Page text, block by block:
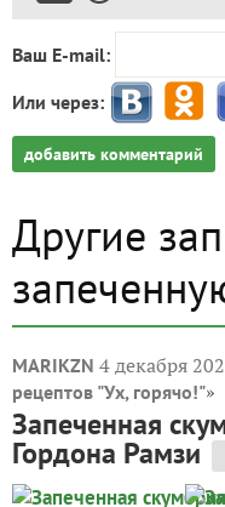
Ваш E-mail:
Или через:
добавить комментарий
Другие
MARIKZN 4 декабря
рецептов "Ух, горячо!"»
Запеченная
Гордона Рамзи